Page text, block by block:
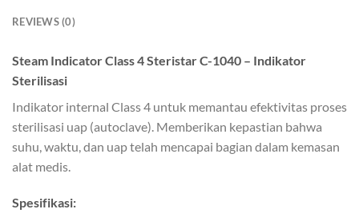
REVIEWS (0)
Steam Indicator Class 4 Steristar C-1040 – Indikator
Sterilisasi
Indikator internal Class 4 untuk memantau efektivitas proses
sterilisasi uap (autoclave). Memberikan kepastian bahwa
suhu, waktu, dan uap telah mencapai bagian dalam kemasan
alat medis.
Spesifikasi: